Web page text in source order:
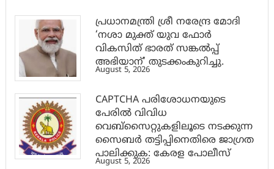
പ്രധാനമന്ത്രി ശ്രീ നരേന്ദ്ര മോദി
‘നശാ മുക്ത് യുവ ഫോർ
വികസിത് ഭാരത് സങ്കൽപ്പ്
അഭിയാന്’ തുടക്കംകുറിച്ചു.
August 5, 2026
CAPTCHA പരിശോധനയുടെ
പേരില്‍ വിവിധ
വെബ്സൈറ്റുകളിലൂടെ നടക്കുന്ന
സൈബര്‍ തട്ടിപ്പിനെതിരെ ജാഗ്രത
പാലിക്കുക: കേരള പോലീസ്
August 5, 2026